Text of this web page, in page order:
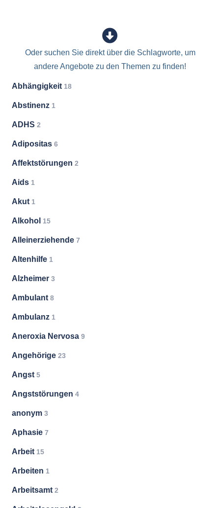
Oder suchen Sie direkt über die Schlagworte, um
andere Angebote zu den Themen zu finden!
Abhängigkeit 18
Abstinenz 1
ADHS 2
Adipositas 6
Affektstörungen 2
Aids 1
Akut 1
Alkohol 15
Alleinerziehende 7
Altenhilfe 1
Alzheimer 3
Ambulant 8
Ambulanz 1
Aneroxia Nervosa 9
Angehörige 23
Angst 5
Angststörungen 4
anonym 3
Aphasie 7
Arbeit 15
Arbeiten 1
Arbeitsamt 2